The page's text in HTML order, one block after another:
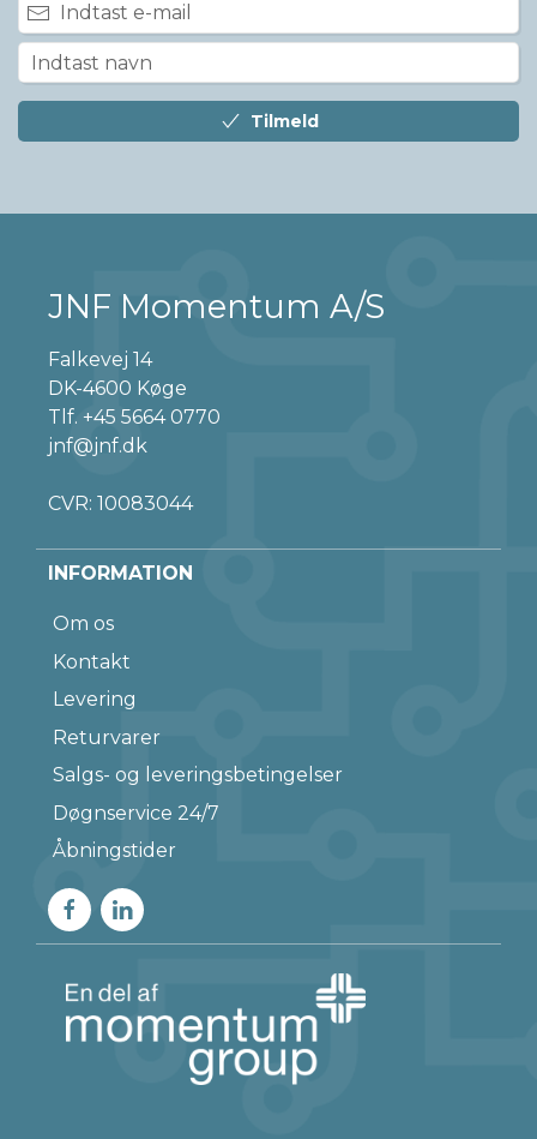
Tilmeld
JNF Momentum A/S
Falkevej 14
DK-4600 Køge
Tlf. +45 5664 0770
jnf@jnf.dk
CVR: 10083044
INFORMATION
Om os
Kontakt
Levering
Returvarer
Salgs- og leveringsbetingelser
Døgnservice 24/7
Åbningstider